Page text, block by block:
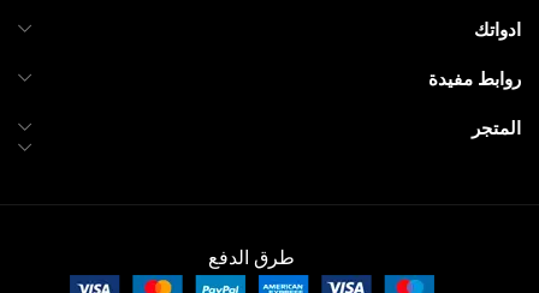
ادواتك
روابط مفيدة
المتجر
طرق الدفع